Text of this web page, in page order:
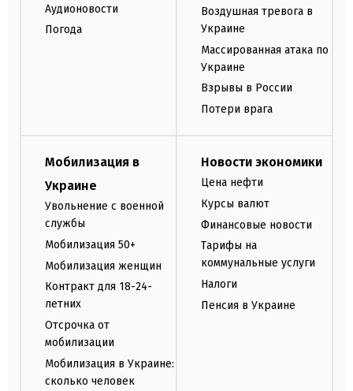
Аудионовости
Погода
Воздушная тревога в
Украине
Массированная атака по
Украине
Взрывы в России
Потери врага
Мобилизация в
Украине
Увольнение с военной
службы
Мобилизация 50+
Мобилизация женщин
Контракт для 18-24-
летних
Отсрочка от
мобилизации
Мобилизация в Украине:
сколько человек
Новости экономики
Цена нефти
Курсы валют
Финансовые новости
Тарифы на
коммунальные услуги
Налоги
Пенсия в Украине